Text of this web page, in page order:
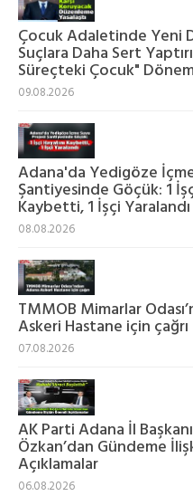
Çocuk Adaletinde Yeni
Suçlara Daha Sert
Süreçteki Çocuk"
09.08.2026
Adana'da Yedigöze
Şantiyesinde Göçük: 1
Kaybetti, 1 İşçi Yaralandı
08.08.2026
TMMOB Mimarlar
Askeri Hastane için çağrı
07.08.2026
AK Parti Adana İl
Özkan’dan Gündeme
Açıklamalar
06.08.2026